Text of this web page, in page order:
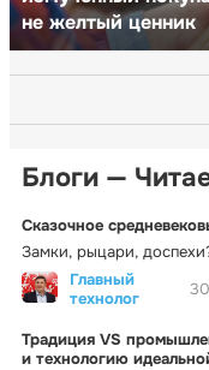
не желтый ценник
Блоги —
Сказочное
Замки, рыцари,
Главный
технолог
Традиция VS
и технологию